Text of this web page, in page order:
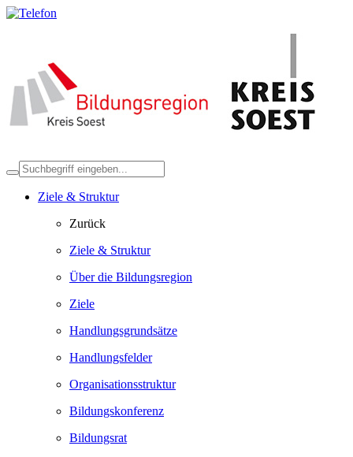
Ziele & Struktur
Zurück
Ziele & Struktur
Über die Bildungsregion
Ziele
Handlungsgrundsätze
Handlungsfelder
Organisationsstruktur
Bildungskonferenz
Bildungsrat